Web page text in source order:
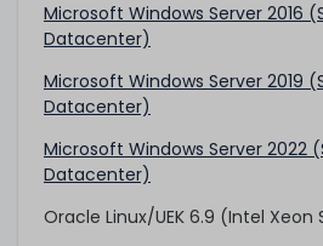
Microsoft Windows Server 2016
Datacenter)
Microsoft Windows Server 2019
Datacenter)
Microsoft Windows Server 2022
Datacenter)
Oracle Linux/UEK 6.9 (Intel Xeon